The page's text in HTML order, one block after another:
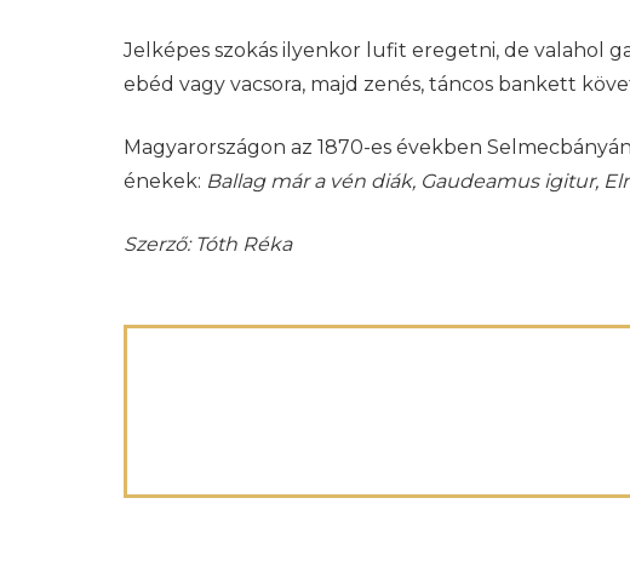
Jelképes szokás ilyenkor lufit eregetni, de valahol
ebéd vagy vacsora, majd zenés, táncos bankett
Magyarországon az 1870-es években
énekek: Ballag már a vén diák, Gaudeamus igitur,
Szerző: Tóth Réka